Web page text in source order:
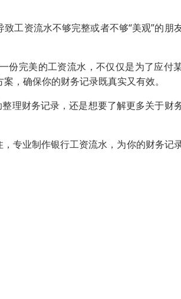
工资流水不够完整或者不够“美观”的朋
份完美的工资流水，不仅仅是为了应付
，确保你的财务记录既真实又有效。
理财务记录，还是想要了解更多关于财
专业制作银行工资流水，为你的财务记